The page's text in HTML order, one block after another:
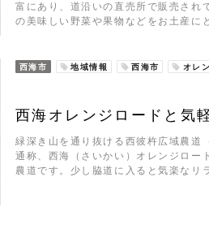
富にあり、道沿いの直売所で販売され
の美味しい野菜や果物などをお土産
西海市 地域情報 西海市 オレ
西海オレンジロードと気
緑深き山を通り抜ける西彼杵広域農道
通称、西海（さいかい）オレンジロー
農道です。少し脇道に入ると気楽な